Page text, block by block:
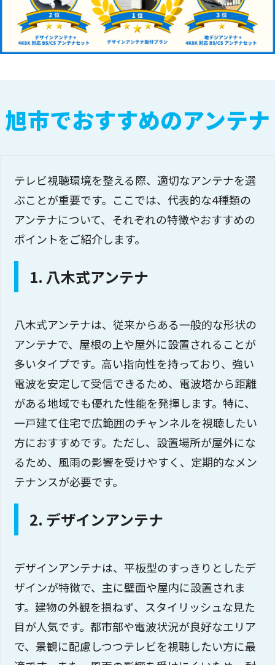
旭市でおすすめのアンテナ
テレビ視聴環境を整える際、適切なアンテナを選
ぶことが重要です。ここでは、代表的な4種類の
アンテナについて、それぞれの特徴やおすすめの
ポイントをご紹介します。
1. 八木式アンテナ
八木式アンテナは、従来からある一般的な形状の
アンテナで、屋根の上や屋外に設置されることが
多いタイプです。高い指向性を持っており、強い
電波を安定して受信できるため、電波塔から距離
がある地域でも優れた性能を発揮します。特に、
一戸建て住宅で広範囲のチャンネルを視聴したい
方におすすめです。ただし、設置場所が屋外にな
るため、風雨の影響を受けやすく、定期的なメン
テナンスが必要です。
2. デザインアンテナ
デザインアンテナは、平板型のすっきりとしたデ
ザインが特徴で、主に壁面や屋内に設置されま
す。建物の外観を損ねず、スタイリッシュな見た
目が人気です。都市部や電波状況が良好なエリア
で、景観に配慮しつつテレビを視聴したい方に最